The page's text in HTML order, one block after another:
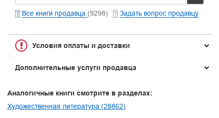
Все книги продавца (9298) Задать вопрос продавцу
Условия оплаты и доставки
Дополнительные услуги продавца
Аналогичные книги смотрите в разделах:
Художественная литература (28862)